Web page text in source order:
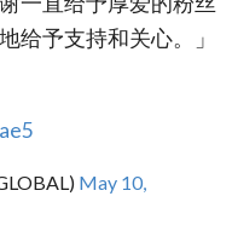
给予支持和关心。」
May 10,